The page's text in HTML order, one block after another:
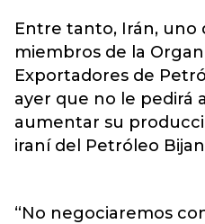
Entre tanto, Irán, uno
miembros de la
Exportadores de
ayer que no le pedirá
aumentar su
iraní del Petróleo
“No negociaremos